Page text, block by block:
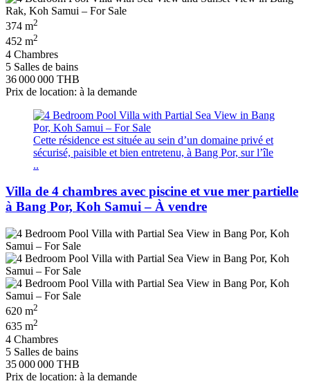
374 m2
452 m2
4 Chambres
5 Salles de bains
36 000 000 THB
Prix de location: à la demande
Cette résidence est située au sein d’un domaine privé et
sécurisé, paisible et bien entretenu, à Bang Por, sur l’île
..
Villa de 4 chambres avec piscine et vue mer partielle
à Bang Por, Koh Samui – À vendre
620 m2
635 m2
4 Chambres
5 Salles de bains
35 000 000 THB
Prix de location: à la demande